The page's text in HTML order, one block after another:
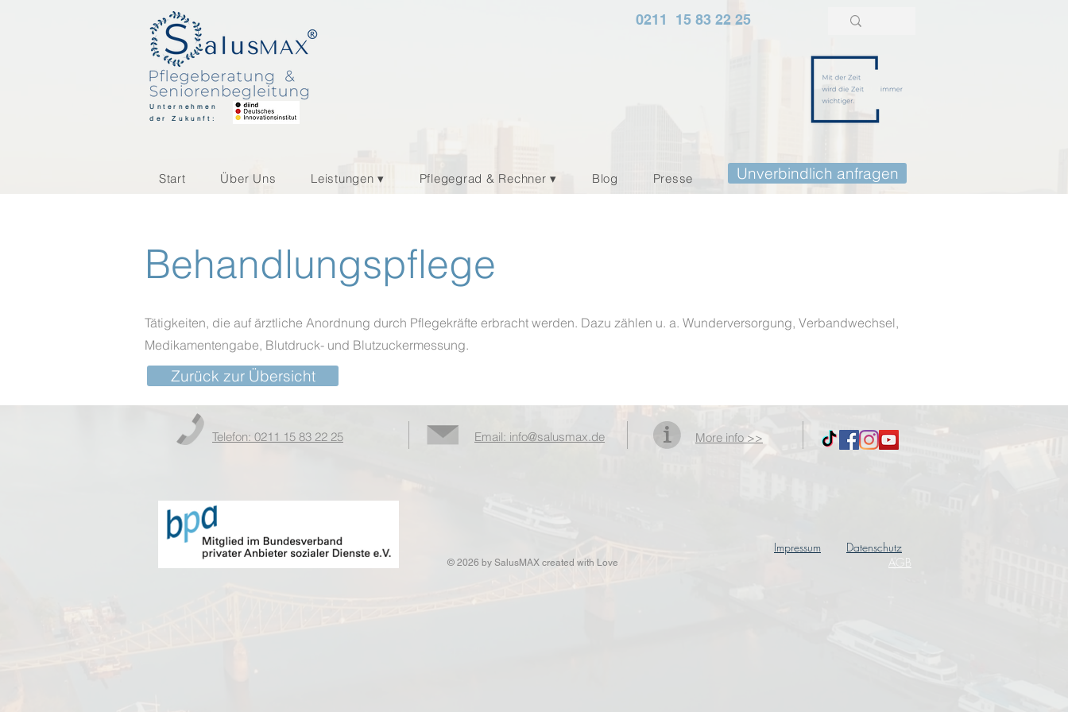
Unternehmen
der Zukunft:
0211 15 83 22 25
Start Über Uns Leistungen ▾ Pflegegrad & Rechner ▾ Blog Presse Unverbindlich anfragen
Behandlungspflege
Tätigkeiten, die auf ärztliche Anordnung durch Pflegekräfte erbracht werden. Dazu zählen u. a. Wunderversorgung, Verbandwechsel,
Medikamentengabe, Blutdruck- und Blutzuckermessung.
Zurück zur Übersicht
Telefon: 0211 15 83 22 25 Email: info@salusmax.de More info >>
© 2026 by SalusMAX created with Love
Impressum
Datenschutz
AGB